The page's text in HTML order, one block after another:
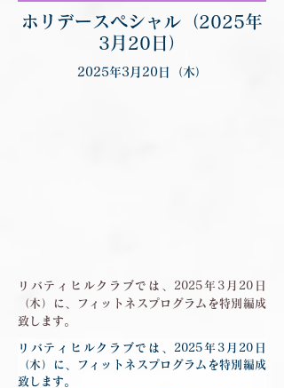
ホリデースペシャル（2025年
3月20日）
2025年3月20日（木）
リバティヒルクラブでは、2025年3月20日
（木）に、フィットネスプログラムを特別編成
致します。
リバティヒルクラブでは、2025年3月20日
（木）に、フィットネスプログラムを特別編成
致します。